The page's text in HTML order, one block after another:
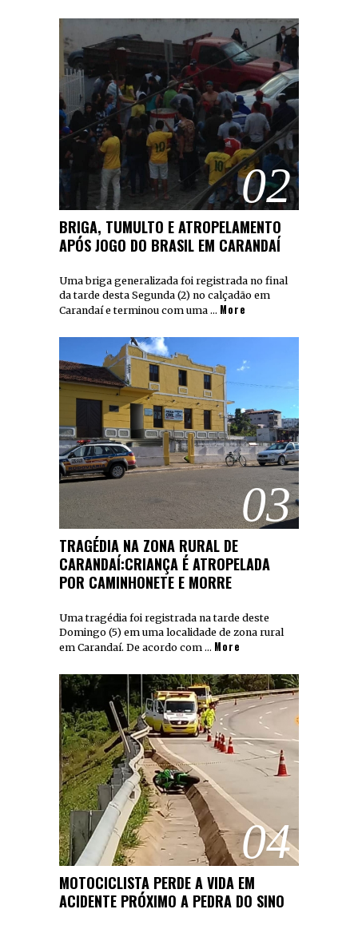
02
BRIGA, TUMULTO E ATROPELAMENTO
APÓS JOGO DO BRASIL EM CARANDAÍ
Uma briga generalizada foi registrada no final
da tarde desta Segunda (2) no calçadão em
Carandaí e terminou com uma … More
03
TRAGÉDIA NA ZONA RURAL DE
CARANDAÍ:CRIANÇA É ATROPELADA
POR CAMINHONETE E MORRE
Uma tragédia foi registrada na tarde deste
Domingo (5) em uma localidade de zona rural
em Carandaí. De acordo com … More
04
MOTOCICLISTA PERDE A VIDA EM
ACIDENTE PRÓXIMO A PEDRA DO SINO